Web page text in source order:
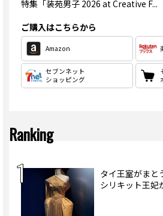
特集 「装苑男子 2026 at Creative F...
ご購入はこちらから
Amazon
セブンネット
ショッピング
Ranking
タイ王室がまと
シリキット王妃